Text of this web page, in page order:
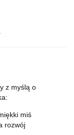
z myślą o
miś
rozwój